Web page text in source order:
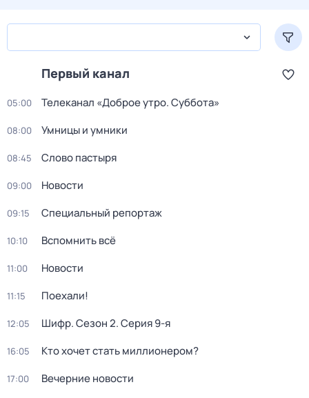
Первый канал
05:00 Телеканал «Доброе утро. Суббота»
08:00 Умницы и умники
08:45 Слово пастыря
09:00 Новости
09:15 Специальный репортаж
10:10 Вспомнить всё
11:00 Новости
11:15 Поехали!
12:05 Шифр. Сезон 2. Серия 9-я
16:05 Кто хочет стать миллионером?
17:00 Вечерние новости